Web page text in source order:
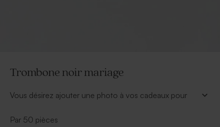
Trombone noir mariage
Vous désirez ajouter une photo à vos cadeaux pour
noir maintiendra le tout avec élégance.
Par 50 pièces